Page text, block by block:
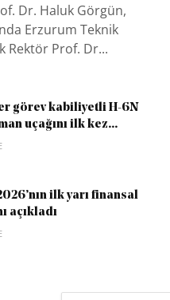
Dr. Haluk Görgün,
Erzurum Teknik
Rektör Prof. Dr...
görev kabiliyetli H-6N
uçağını ilk kez...
ilk yarı finansal
açıkladı